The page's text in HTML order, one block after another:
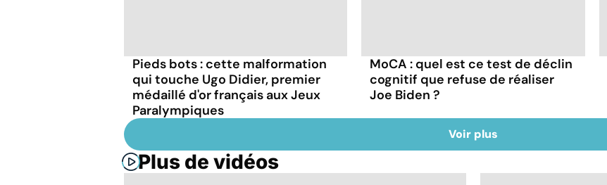
Pieds bots : cette malformation
qui touche Ugo Didier, premier
médaillé d'or français aux Jeux
Paralympiques
MoCA : quel est ce test de déclin
cognitif que refuse de réaliser
Joe Biden ?
Voir plus
Plus de vidéos